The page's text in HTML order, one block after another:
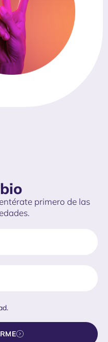
primero de las